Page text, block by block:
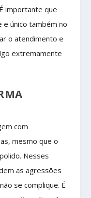
importante que
único também no
o atendimento e
extremamente
com
mesmo que o
Nesses
as agressões
se complique. É